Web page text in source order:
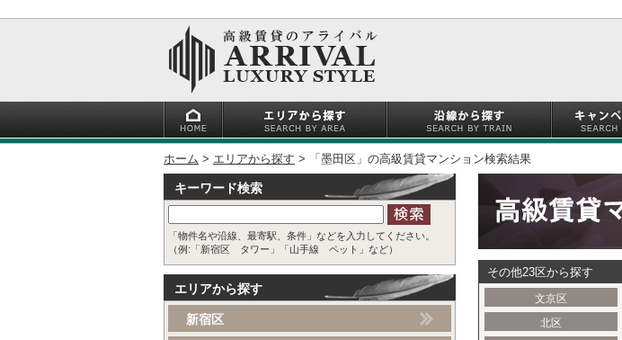
ホーム エリアから探す 「墨田区」の高級賃貸マンション検索結果
その他23区から探す
文京区
北区
キーワード検索
「物件名や沿線、最寄駅、条件」などを入力してください。
（例:「新宿区 タワー」「山手線 ペット」など）
エリアから探す
新宿区